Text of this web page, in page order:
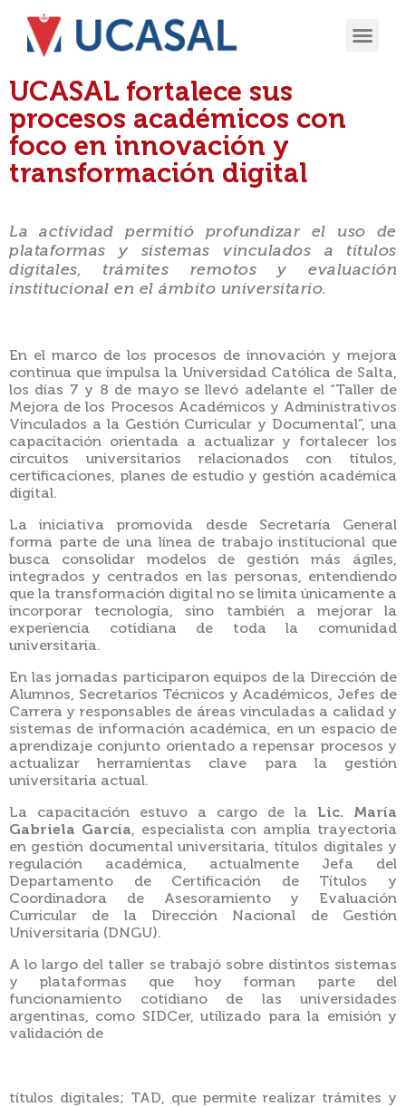
UCASAL fortalece sus
procesos académicos con
foco en innovación y
transformación digital
La actividad permitió profundizar el uso de
plataformas y sistemas vinculados a títulos
digitales, trámites remotos y evaluación
institucional en el ámbito universitario.
En el marco de los procesos de innovación y mejora
continua que impulsa la Universidad Católica de Salta,
los días 7 y 8 de mayo se llevó adelante el “Taller de
Mejora de los Procesos Académicos y Administrativos
Vinculados a la Gestión Curricular y Documental”, una
capacitación orientada a actualizar y fortalecer los
circuitos universitarios relacionados con títulos,
certificaciones, planes de estudio y gestión académica
digital.
La iniciativa promovida desde Secretaría General
forma parte de una línea de trabajo institucional que
busca consolidar modelos de gestión más ágiles,
integrados y centrados en las personas, entendiendo
que la transformación digital no se limita únicamente a
incorporar tecnología, sino también a mejorar la
experiencia cotidiana de toda la comunidad
universitaria.
En las jornadas participaron equipos de la Dirección de
Alumnos, Secretarios Técnicos y Académicos, Jefes de
Carrera y responsables de áreas vinculadas a calidad y
sistemas de información académica, en un espacio de
aprendizaje conjunto orientado a repensar procesos y
actualizar herramientas clave para la gestión
universitaria actual.
La capacitación estuvo a cargo de la Lic. María
Gabriela García, especialista con amplia trayectoria
en gestión documental universitaria, títulos digitales y
regulación académica, actualmente Jefa del
Departamento de Certificación de Títulos y
Coordinadora de Asesoramiento y Evaluación
Curricular de la Dirección Nacional de Gestión
Universitaria (DNGU).
A lo largo del taller se trabajó sobre distintos sistemas
y plataformas que hoy forman parte del
funcionamiento cotidiano de las universidades
argentinas, como SIDCer, utilizado para la emisión y
validación de
títulos digitales; TAD, que permite realizar trámites y